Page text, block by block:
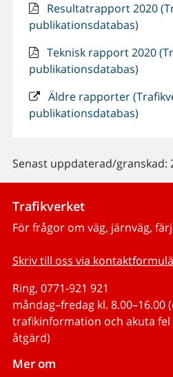
Resultatrapport 2020
publikationsdatabas)
Teknisk rapport 2020
publikationsdatabas)
Äldre rapporter
publikationsdatabas)
Senast uppdaterad/granskad:
Trafikverket
För frågor om väg, järnväg,
Skriv till oss via
Ring, 0771-921 921
måndag–fredag kl.
trafikinformation och akuta
åtgärd)
Mer om